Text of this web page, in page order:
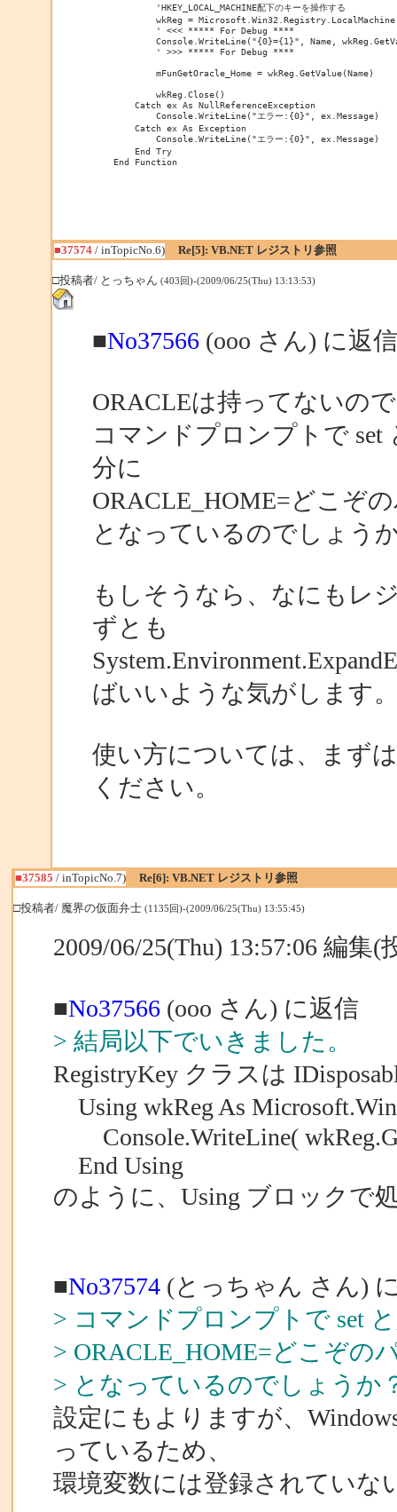
            'HKEY_LOCAL_MACHINE配下のキーを操作する
wkReg =
            ' <<< ***** For Debug ****
Console.WriteLine("{0}={1}", Name,
            ' >>> ***** For Debug ****
            mFunGetOracle_Home = wkReg.GetValue(Name)
            wkReg.Close()
        Catch ex As NullReferenceException
            Console.WriteLine("エラー:{0}", ex.Message)
        Catch ex As Exception
            Console.WriteLine("エラー:{0}", ex.Message)
        End Try
    End Function
■37574/ inTopicNo.6) Re[5]: VB.NET レジストリ参照
□投稿者/ とっちゃん (403回)-(2009/06/25(Thu) 13:13:53)
■No37566(ooo さん) に返信
ORACLEは持ってないの
コマンドプロンプトで
分に
ORACLE_HOME=どこぞ
となっているのでしょう
もしそうなら、なにもレ
ずとも
ばいいような気がします
使い方については、まず
ください。
■37585 / inTopicNo.7) Re[6]: VB.NET レジストリ参照
□投稿者/ 魔界の仮面弁士 (1135回)-(2009/06/25(Thu) 13:55:45)
2009/06/25(Thu) 13:57:06 編集(
■No37566(ooo さん) に返信
> 結局以下でいきました。
RegistryKey クラスは
Using wkReg As
Console.WriteLine(
End Using
のように、Using ブロックで
■No37574(とっちゃん さん)
> コマンドプロンプトで set
> ORACLE_HOME=どこぞの
> となっているのでしょうか
設定にもよりますが、
っているため、
環境変数には登録されていな